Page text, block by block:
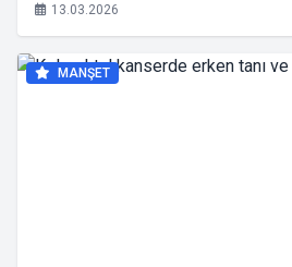
13.03.2026
MANŞET